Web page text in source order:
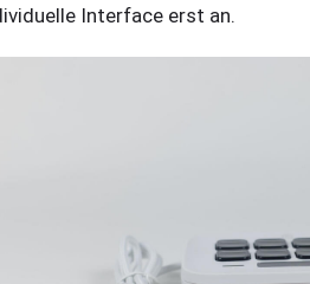
Interface erst an.